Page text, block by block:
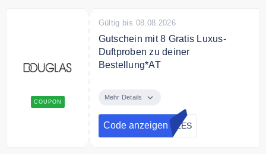
COUPON
Gültig bis 08.08.2026
Gutschein mit 8 Gratis Luxus-
Duftproben zu deiner
Bestellung*AT
Luxus-Duftproben zu deiner
Bestellung mit Beauty Card.
Einfach einloggen oder kostenlos
registrieren.
Mehr Details
Code anzeigen PLES